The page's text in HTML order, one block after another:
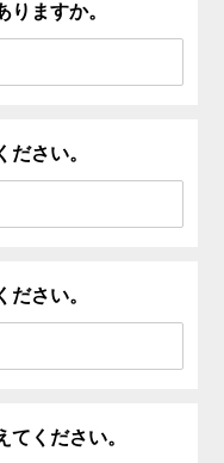
りますか。
ださい。
ださい。
てください。